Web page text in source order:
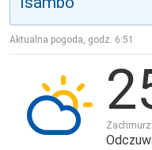
JAKOŚĆ POWIETRZA
Aktualna pogoda, godz. 6:51